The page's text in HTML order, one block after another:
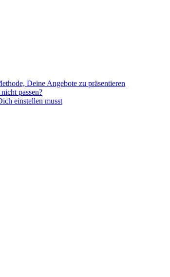
Deine Angebote zu präsentieren
passen?
einstellen musst